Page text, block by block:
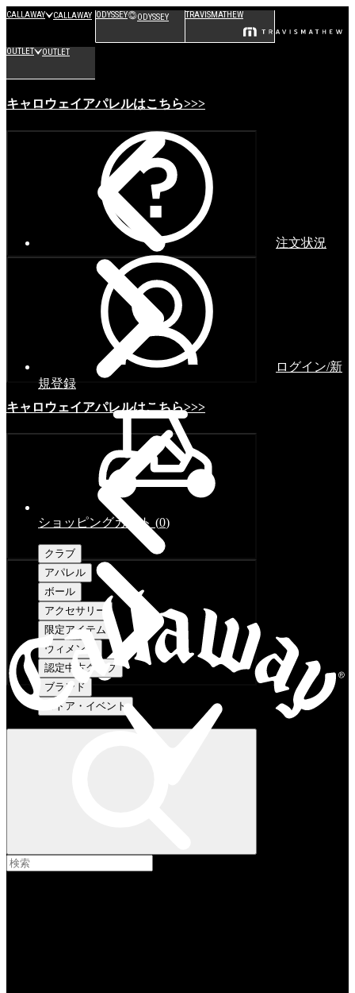
CALLAWAY CALLAWAY ODYSSEY ODYSSEY TRAVISMATHEW
OUTLET OUTLET
キャロウェイアパレルはこちら>>>
キャロウェイアパレルはこちら>>>
注文状況
ログイン/新
規登録
ショッピングカート (0)
クラブ
アパレル
ボール
アクセサリー
限定アイテム
ウィメンズ
認定中古クラブ
ブランド
ストア・イベント